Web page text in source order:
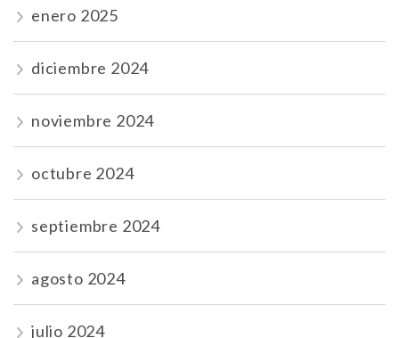
enero 2025
diciembre 2024
noviembre 2024
octubre 2024
septiembre 2024
agosto 2024
julio 2024